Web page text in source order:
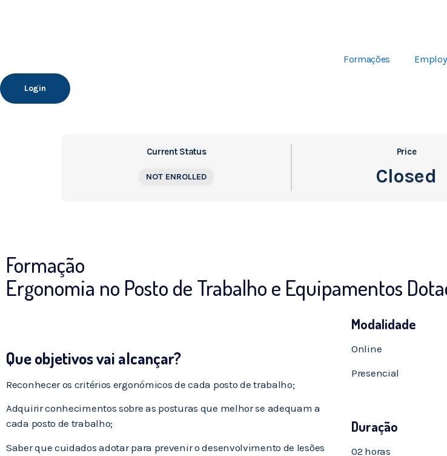
Formações
Login
Current Status
NOT ENROLLED
Price
Closed
Formação
Ergonomia no Posto de Trabalho e Equipamentos
Que objetivos vai alcançar?
Reconhecer os critérios ergonómicos de cada posto de trabalho;
Adquirir conhecimentos sobre as posturas que melhor se adequam a
cada posto de trabalho;
Saber que cuidados adotar para prevenir o desenvolvimento de lesões
Modalidade
Online
Presencial
Duração
02 horas